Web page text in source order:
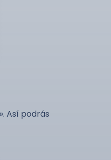
». Así podrás